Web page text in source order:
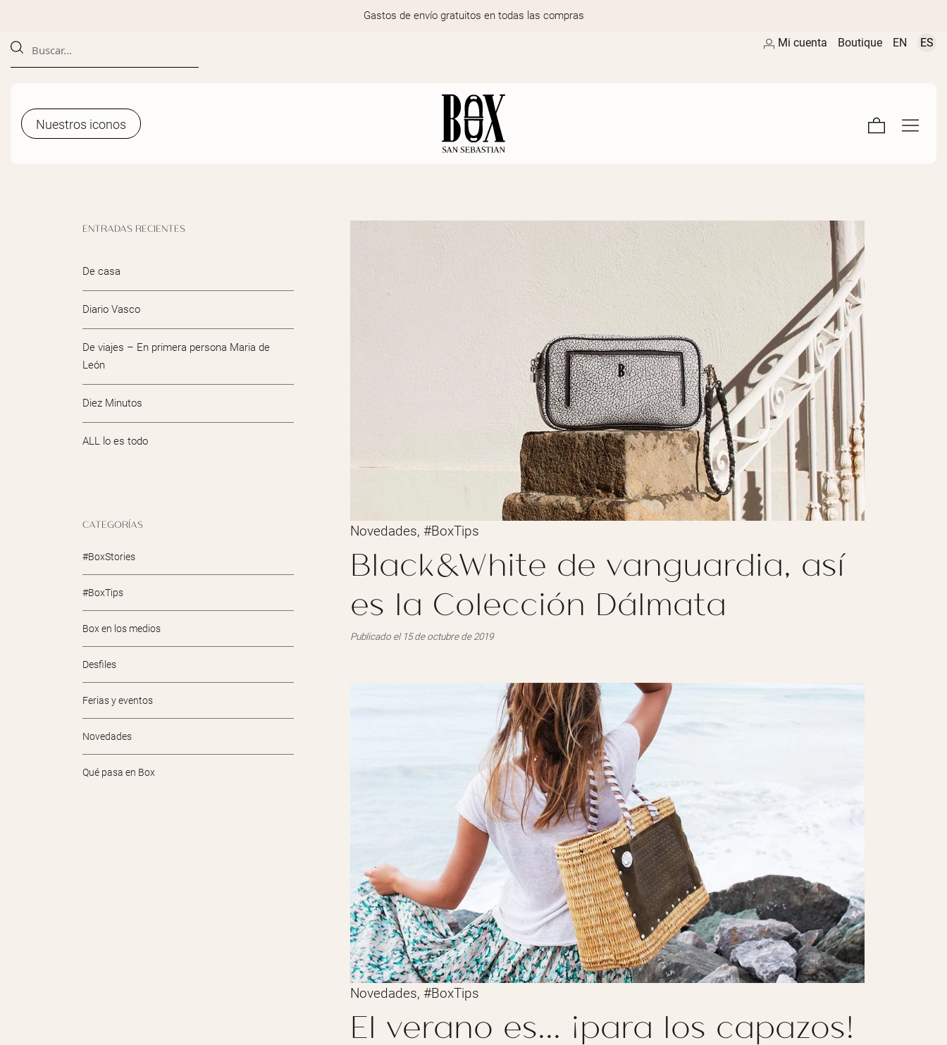
Gastos de envío gratuitos en todas las compras
Mi cuenta Boutique EN ES
Nuestros iconos
Nuestros iconos
Novedades, #BoxTips
Black&White de vanguardia, así
es la Colección Dálmata
Publicado el 15 de octubre de 2019
Novedades, #BoxTips
El verano es... ¡para los capazos!
ENTRADAS RECIENTES
De casa
Diario Vasco
De viajes – En primera persona Maria de
León
Diez Minutos
ALL lo es todo
CATEGORÍAS
#BoxStories
#BoxTips
Box en los medios
Desfiles
Ferias y eventos
Novedades
Qué pasa en Box